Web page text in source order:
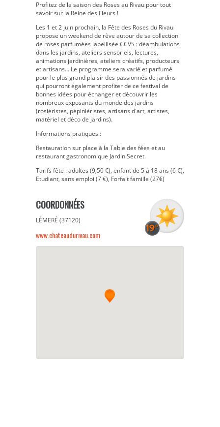
Profitez de la saison des Roses au Rivau pour tout
savoir sur la Reine des Fleurs !
Les 1 et 2 juin prochain, la Fête des Roses du Rivau
propose un weekend de rêve autour de sa collection
de roses parfumées labellisée CCVS : déambulations
dans les jardins, ateliers sensoriels, lectures,
animations jardinières, ateliers créatifs, producteurs
et artisans… Le programme sera varié et parfumé
pour le plus grand plaisir des passionnés de jardins
qui pourront également profiter de ce festival de
bonnes idées pour échanger et découvrir les
nombreux exposants du monde des jardins
(rosiéristes, pépiniéristes, artisans d'art, artistes,
matériel et déco de jardins).
Informations pratiques :
Restauration sur place à la Table des fées et au
restaurant gastronomique Jardin Secret.
Tarifs fête : adultes (9,50 €), enfant de 5 à 18 ans (6 €),
Etudiant, sans emploi (7 €), Forfait famille (27€)
COORDONNÉES
LÉMERÉ (37120)
www.chateaudurivau.com